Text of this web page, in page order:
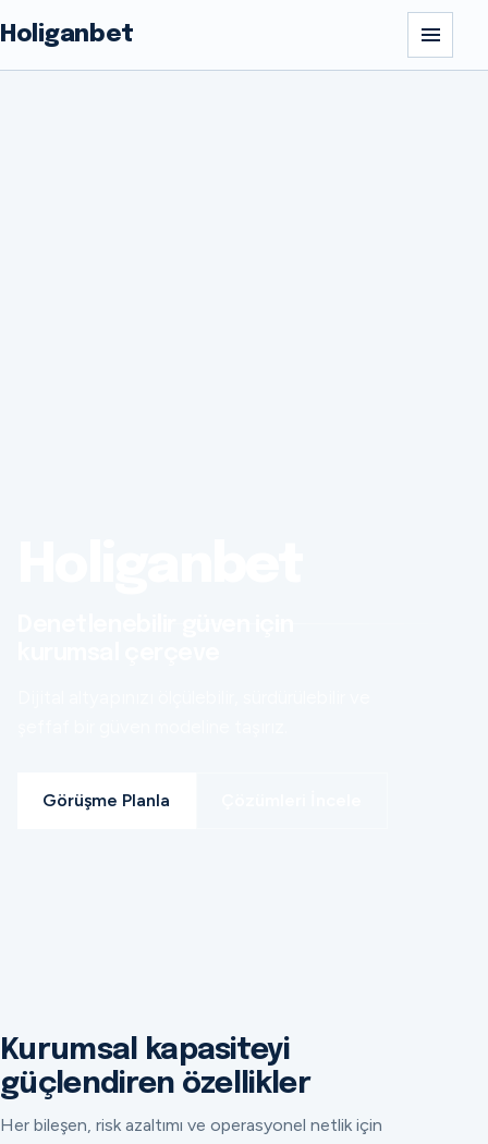
Holiganbet
Görüşme Planla
Kurumsal kapasiteyi
güçlendiren özellikler
Her bileşen, risk azaltımı ve operasyonel netlik için